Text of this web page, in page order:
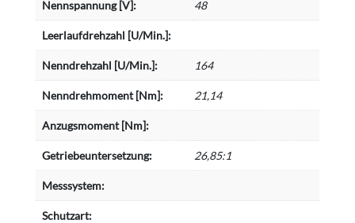
Nennspannung [V]: 48
Leerlaufdrehzahl [U/Min.]:
Nenndrehzahl [U/Min.]: 164
Nenndrehmoment [Nm]: 21,14
Anzugsmoment [Nm]:
Getriebeuntersetzung: 26,85:1
Messsystem:
Schutzart: